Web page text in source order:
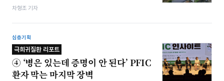
차형조 기자
심층기획
극희귀질환 리포트
④ ‘병은 있는데 증명이 안 된다’ PFIC
환자 막는 마지막 장벽